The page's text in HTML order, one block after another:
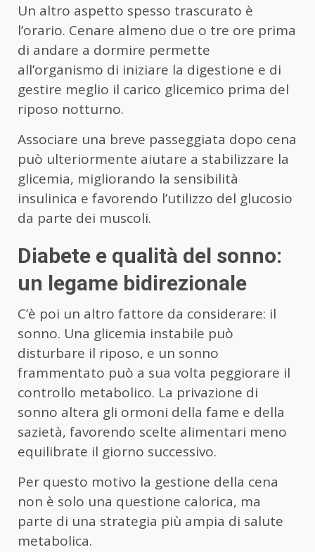
Un altro aspetto spesso trascurato è
l’orario. Cenare almeno due o tre ore prima
di andare a dormire permette
all’organismo di iniziare la digestione e di
gestire meglio il carico glicemico prima del
riposo notturno.
Associare una breve passeggiata dopo cena
può ulteriormente aiutare a stabilizzare la
glicemia, migliorando la sensibilità
insulinica e favorendo l’utilizzo del glucosio
da parte dei muscoli.
Diabete e qualità del sonno:
un legame bidirezionale
C’è poi un altro fattore da considerare: il
sonno. Una glicemia instabile può
disturbare il riposo, e un sonno
frammentato può a sua volta peggiorare il
controllo metabolico. La privazione di
sonno altera gli ormoni della fame e della
sazietà, favorendo scelte alimentari meno
equilibrate il giorno successivo.
Per questo motivo la gestione della cena
non è solo una questione calorica, ma
parte di una strategia più ampia di salute
metabolica.